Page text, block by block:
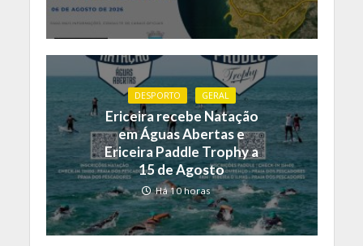
DESPORTO GERAL
Ericeira recebe Natação
em Águas Abertas e
Ericeira Paddle Trophy a
15 de Agosto
Há 10 horas